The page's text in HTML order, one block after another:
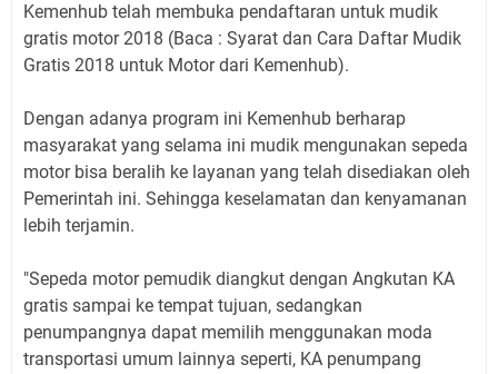
Kemenhub telah membuka pendaftaran untuk mudik
gratis motor 2018 (Baca : Syarat dan Cara Daftar Mudik
Gratis 2018 untuk Motor dari Kemenhub).
Dengan adanya program ini Kemenhub berharap
masyarakat yang selama ini mudik mengunakan sepeda
motor bisa beralih ke layanan yang telah disediakan oleh
Pemerintah ini. Sehingga keselamatan dan kenyamanan
lebih terjamin.
"Sepeda motor pemudik diangkut dengan Angkutan KA
gratis sampai ke tempat tujuan, sedangkan
penumpangnya dapat memilih menggunakan moda
transportasi umum lainnya seperti, KA penumpang